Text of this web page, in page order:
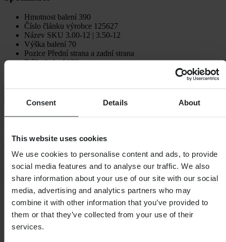
Consent Details About
This website uses cookies
We use cookies to personalise content and ads, to provide
social media features and to analyse our traffic. We also
share information about your use of our site with our social
media, advertising and analytics partners who may
combine it with other information that you’ve provided to
them or that they’ve collected from your use of their
services.
Hmotnost balení 390
Číslo článku výrobce 125627
Název SKU 3.00-12 | 3.50-12
Výška balení 70
Pozice Přední strana a zadní strana
Délka balení120
Bezpečnostní informace
4.68z 5
Na základě 164 recenzí
5
122
4
33
3